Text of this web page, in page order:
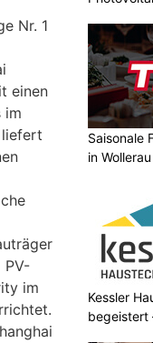
Nr. 1
einen
im
liefert
PV-
im
Saisonale
in
Kessler
begeistert